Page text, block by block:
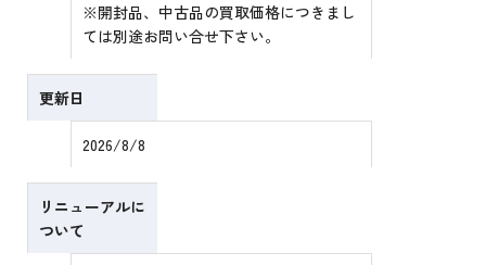
※開封品、中古品の買取価格につきまし
ては別途お問い合せ下さい。
更新日
2026/8/8
リニューアルに
ついて